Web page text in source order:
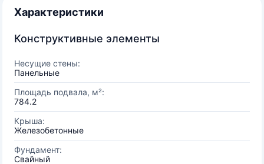
Характеристики
Конструктивные элементы
Несущие стены:
Панельные
Площадь подвала, м²:
784.2
Крыша:
Железобетонные
Фундамент:
Свайный